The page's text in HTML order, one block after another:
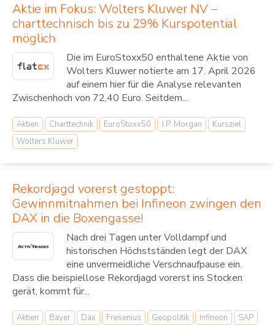
Aktie im Fokus: Wolters Kluwer NV –
charttechnisch bis zu 29% Kurspotential
möglich
Die im EuroStoxx50 enthaltene Aktie von
Wolters Kluwer notierte am 17. April 2026
auf einem hier für die Analyse relevanten
Zwischenhoch von 72,40 Euro. Seitdem...
Aktien Charttechnik EuroStoxx50 J.P. Morgan
Kursziel
Wolters Kluwer
Rekordjagd vorerst gestoppt:
Gewinnmitnahmen bei Infineon zwingen den
DAX in die Boxengasse!
Nach drei Tagen unter Volldampf und
historischen Höchstständen legt der DAX
eine unvermeidliche Verschnaufpause ein.
Dass die beispiellose Rekordjagd vorerst ins Stocken
gerät, kommt für...
Aktien Bayer Dax Fresenius Geopolitik Infineon SAP